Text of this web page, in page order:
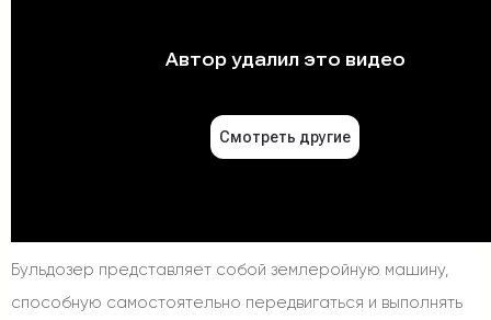
Бульдозер представляет собой землеройную машину,
способную самостоятельно передвигаться и выполнять